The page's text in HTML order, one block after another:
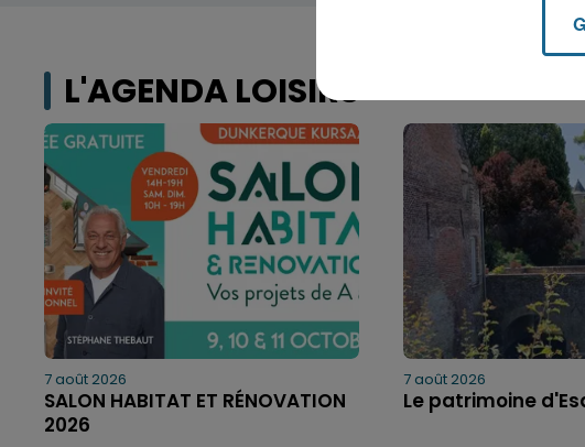
L'AGENDA LOISIRS
7 août 2026
SALON HABITAT ET RÉNOVATION
2026
7 août 2026
Le patrimoine